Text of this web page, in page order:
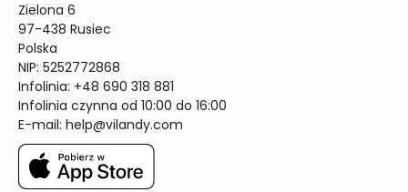
Zielona 6
97-438 Rusiec
Polska
NIP: 5252772868
Infolinia: +48 690 318 881
Infolinia czynna od 10:00 do 16:00
E-mail: help@vilandy.com